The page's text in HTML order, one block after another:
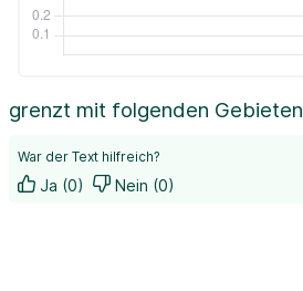
grenzt mit folgenden Gebieten
War der Text hilfreich?
Ja (0) Nein (0)